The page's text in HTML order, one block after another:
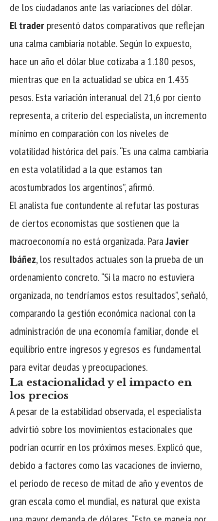
de los ciudadanos ante las variaciones del dólar.
El trader presentó datos comparativos que reflejan
una calma cambiaria notable. Según lo expuesto,
hace un año el dólar blue cotizaba a 1.180 pesos,
mientras que en la actualidad se ubica en 1.435
pesos. Esta variación interanual del 21,6 por ciento
representa, a criterio del especialista, un incremento
mínimo en comparación con los niveles de
volatilidad histórica del país. “Es una calma cambiaria
en esta volatilidad a la que estamos tan
acostumbrados los argentinos”, afirmó.
El analista fue contundente al refutar las posturas
de ciertos economistas que sostienen que la
macroeconomía no está organizada. ParaJavier
Ibáñez, los resultados actuales son la prueba de un
ordenamiento concreto. “Si la macro no estuviera
organizada, no tendríamos estos resultados”, señaló,
comparando la gestión económica nacional con la
administración de una economía familiar, donde el
equilibrio entre ingresos y egresos es fundamental
para evitar deudas y preocupaciones.
La estacionalidad y el impacto en
los precios
A pesar de la estabilidad observada, el especialista
advirtió sobre los movimientos estacionales que
podrían ocurrir en los próximos meses. Explicó que,
debido a factores como las vacaciones de invierno,
el periodo de receso de mitad de año y eventos de
gran escala como el mundial, es natural que exista